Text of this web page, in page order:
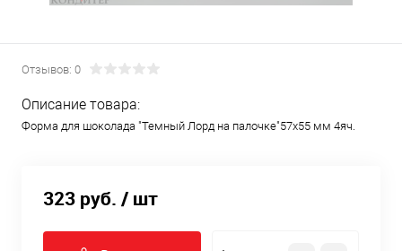
Отзывов: 0
Описание товара:
Форма для шоколада "Темный Лорд на палочке"57х55 мм 4яч.
323 руб. / шт